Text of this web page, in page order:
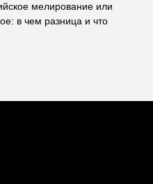
мелирование или
в чем разница и что